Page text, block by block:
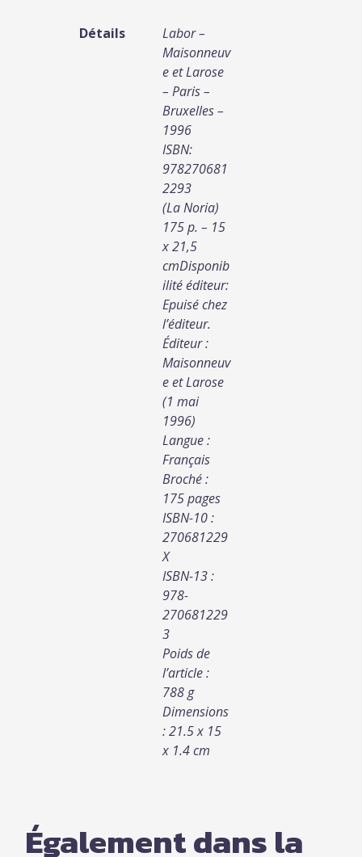
Détails
Labor –
Maisonneuv
e et Larose
– Paris –
Bruxelles –
1996
ISBN:
978270681
2293
(La Noria)
175 p. – 15
x 21,5
cmDisponib
ilité éditeur:
Epuisé chez
l’éditeur.
Éditeur :
Maisonneuv
e et Larose
(1 mai
1996)
Langue :
Français
Broché :
175 pages
ISBN-10 :
270681229
X
ISBN-13 :
978-
270681229
3
Poids de
l’article :
788 g
Dimensions
: 21.5 x 15
x 1.4 cm
Également dans la